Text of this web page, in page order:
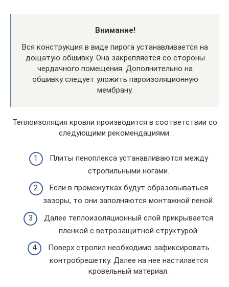
Внимание!
Вся конструкция в виде пирога устанавливается на
дощатую обшивку. Она закрепляется со стороны
чердачного помещения. Дополнительно на
обшивку следует уложить пароизоляционную
мембрану.
Теплоизоляция кровли производится в соответствии со
следующими рекомендациями:
Плиты пеноплекса устанавливаются между
стропильными ногами.
Если в промежутках будут образовываться
зазоры, то они заполняются монтажной пеной.
Далее теплоизоляционный слой прикрывается
пленкой с ветрозащитной структурой.
Поверх стропил необходимо зафиксировать
контробрешетку. Далее на нее настилается
кровельный материал.